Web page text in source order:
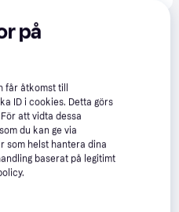
på
får åtkomst till
ID i cookies. Detta görs
att vidta dessa
du kan ge via
som helst hantera dina
baserat på legitimt